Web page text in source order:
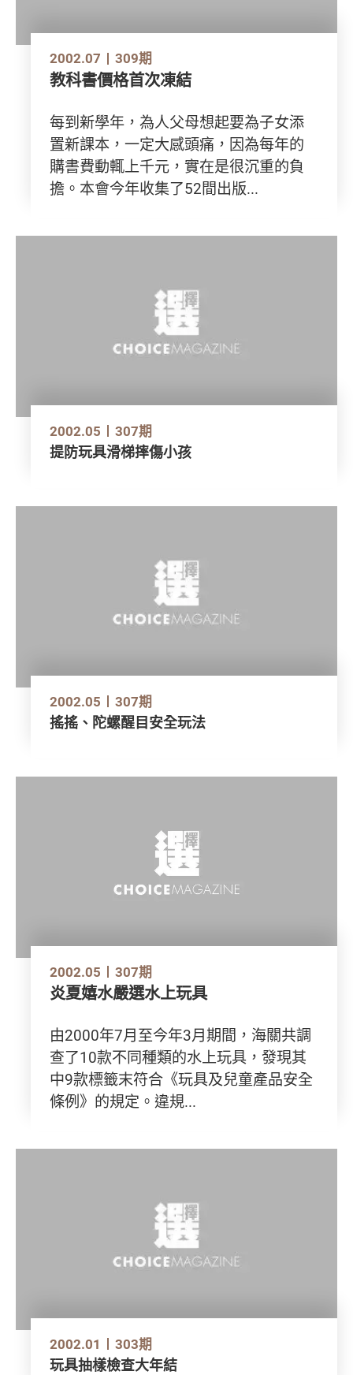
2002.07 309期
教科書價格首次凍結
每到新學年，為人父母想起要為子女添
置新課本，一定大感頭痛，因為每年的
購書費動輒上千元，實在是很沉重的負
擔。本會今年收集了52間出版...
2002.05 307期
提防玩具滑梯摔傷小孩
2002.05 307期
搖搖、陀螺醒目安全玩法
2002.05 307期
炎夏嬉水嚴選水上玩具
由2000年7月至今年3月期間，海關共調
查了10款不同種類的水上玩具，發現其
中9款標籤末符合《玩具及兒童產品安全
條例》的規定。違規...
2002.01 303期
玩具抽樣檢查大年結